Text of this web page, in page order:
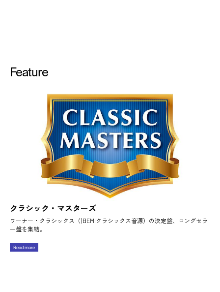
Feature
クラシック・マスターズ
ワーナー・クラシックス（旧EMIクラシックス音源）の決定盤、ロングセラ
ー盤を集結。
Read more